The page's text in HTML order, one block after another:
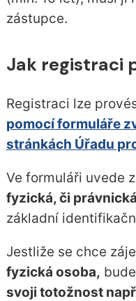
zástupce.
Jak registraci
Registraci lze
pomocí formuláře
stránkách Úřadu
Ve formuláři uvede
fyzická, či
základní
Jestliže se chce
fyzická osoba,
svoji totožnost